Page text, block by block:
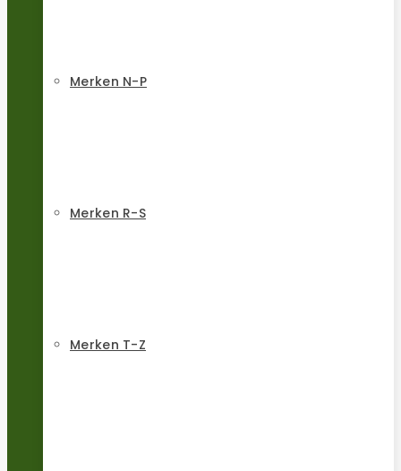
Merken N-P
Merken R-S
Merken T-Z